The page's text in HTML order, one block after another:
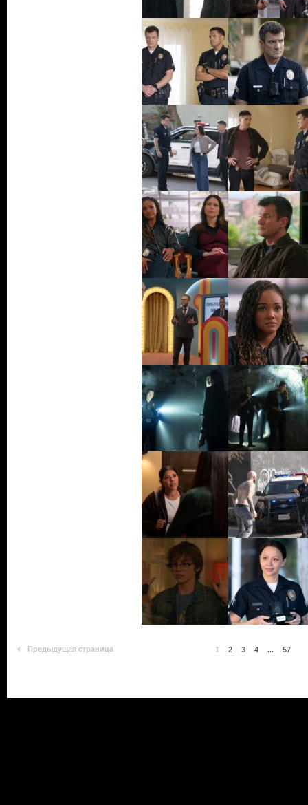
Предыдущая страница 1 2 3 4 ... 57